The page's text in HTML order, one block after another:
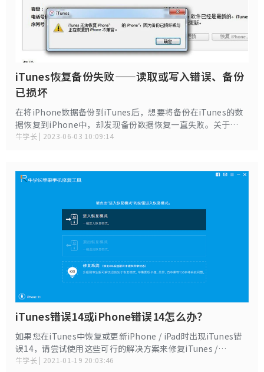
iTunes恢复备份失败——读取或写入错误、备份
已损坏
在将iPhone数据备份到iTunes后，想要将备份在iTunes的数
据恢复到iPhone中，却发现备份数据恢复一直失败。关于
iTunes备份数据恢复失败的情况，牛学长总结了 3 个常见原因
牛学长 | 2023-06-03 10:09:14
iTunes错误14或iPhone错误14怎么办？
如果您在iTunes中恢复或更新iPhone / iPad时出现iTunes错
误14，请尝试使用这些可行的解决方案来修复iTunes /
iPhone错误14。
牛学长 | 2021-01-19 20:03:46